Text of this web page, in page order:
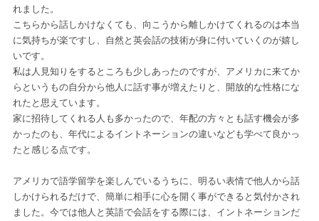
れました。
こちらから話しかけなくても、向こうから離しかけてくれるのは本当
に気持ちが楽ですし、自然と英会話の技術が身に付いていくのが嬉し
いです。
私は人見知りをするところも少しあったのですが、アメリカに来てか
らというもの自分から他人に話す事が増えたりと、開放的な性格にな
れたと思えています。
家に招待してくれる人も多かったので、年配の方々とも話す機会が多
かったのも、年代によるイントネーションの違いなども学べて良かっ
たと感じる点です。
アメリカで語学留学を楽しんでいるうちに、明るい表情で他人から話
しかけられるだけで、簡単に相手に心を開く事ができると気付かされ
ました。今では他人と英語で会話をする際には、イントネーションだ